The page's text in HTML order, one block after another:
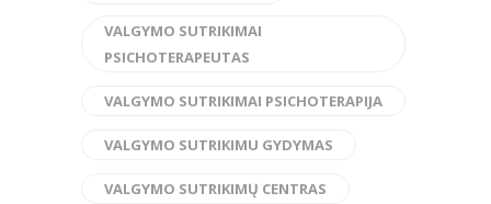
VALGYMO SUTRIKIMAI
PSICHOTERAPEUTAS
VALGYMO SUTRIKIMAI PSICHOTERAPIJA
VALGYMO SUTRIKIMU GYDYMAS
VALGYMO SUTRIKIMŲ CENTRAS